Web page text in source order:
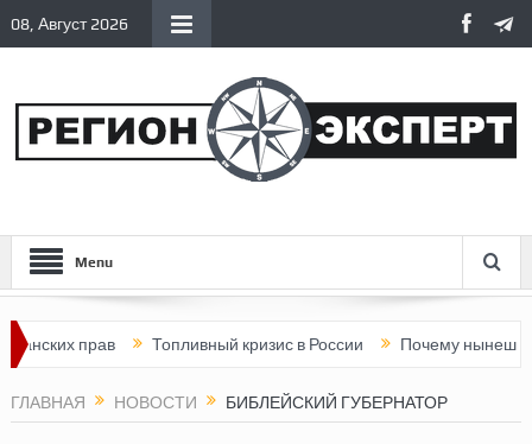
08, Август 2026
Menu
прав Топливный кризис в России Почему нынешняя
ГЛАВНАЯ НОВОСТИ БИБЛЕЙСКИЙ ГУБЕРНАТОР